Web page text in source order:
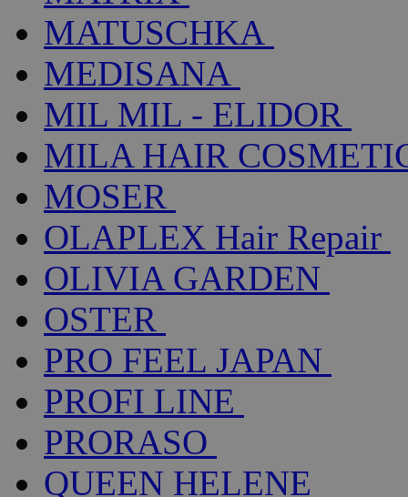
MATUSCHKA
MEDISANA
MIL MIL - ELIDOR
MILA HAIR
MOSER
OLAPLEX Hair Repair
OLIVIA GARDEN
OSTER
PRO FEEL JAPAN
PROFI LINE
PRORASO
QUEEN HELENE